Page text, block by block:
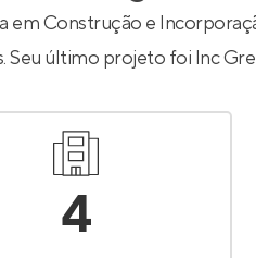
Apto
em Construção e
Seu último projeto foi Inc
4